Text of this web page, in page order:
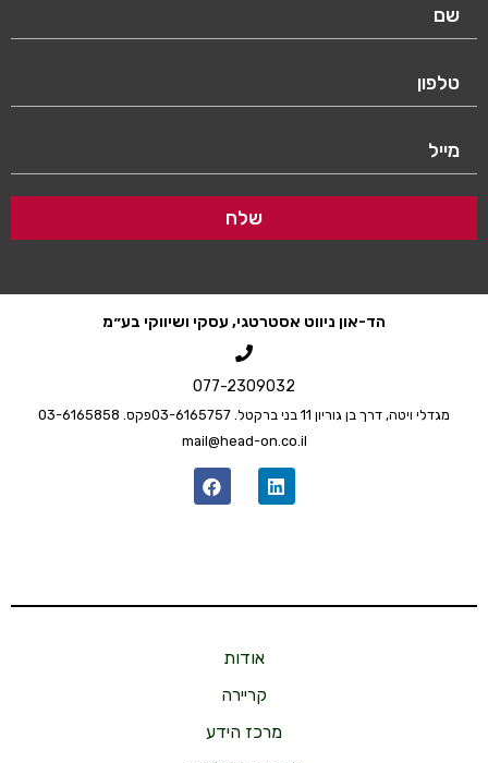
הד-און ניווט אסטרטגי, עסקי ושיווקי בע״מ
077-2309032
מגדלי ויטה, דרך בן גוריון 11 בני ברק טל. 03-6165757
פקס. 03-6165858
mail@head-on.co.il
אודות
קריירה
מרכז הידע